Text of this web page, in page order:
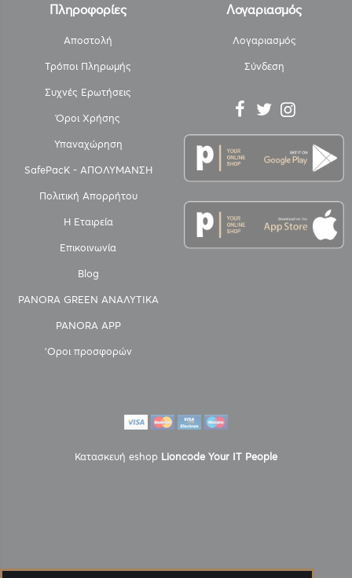
Πληροφορίες
Αποστολή
Τρόποι Πληρωμής
Συχνές Ερωτήσεις
Όροι Χρήσης
Υπαναχώρηση
SafePacK - ΑΠΟΛΥΜΑΝΣΗ
Πολιτική Απορρήτου
Η Εταιρεία
Επικοινωνία
Blog
PANORA GREEN ΑΝΑΛΥΤΙΚΑ
PANORA APP
'Οροι προσφορών
Λογαριασμός
Λογαριασμός
Σύνδεση
Κατασκευή eshop Lioncode Your IT People